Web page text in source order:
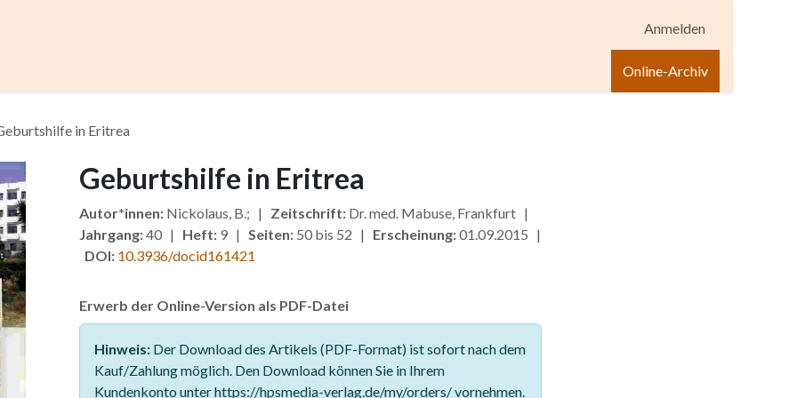
Anmelden
Online-Archiv
in Eritrea
Geburtshilfe in Eritrea
Autor*innen:Nickolaus, B.; | Zeitschrift:Dr. med. Mabuse, Frankfurt |
Jahrgang:40 | Heft:9 | Seiten:50 bis 52 | Erscheinung:01.09.2015 |
DOI: 10.3936/docid161421
Erwerb der Online-Version als PDF-Datei
Hinweis:Der Download des Artikels (PDF-Format) ist sofort nach dem
Kauf/Zahlung möglich. Den Download können Sie in Ihrem
Kundenkonto unter https://hpsmedia-verlag.de/my/orders/ vornehmen.